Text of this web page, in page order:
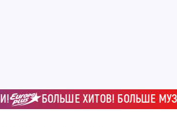
БОЛЬШЕ ХИТОВ! БОЛЬШЕ МУЗЫКИ!